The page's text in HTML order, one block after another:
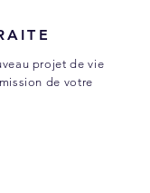
projet de vie
de votre